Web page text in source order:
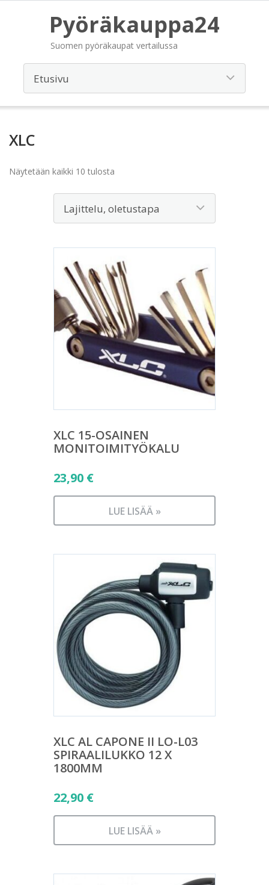
Pyöräkauppa24
Suomen pyöräkaupat vertailussa
XLC
Näytetään kaikki 10 tulosta
XLC 15-OSAINEN
MONITOIMITYÖKALU
23,90 €
LUE LISÄÄ »
XLC AL CAPONE II LO-L03
SPIRAALILUKKO 12 X
1800MM
22,90 €
LUE LISÄÄ »